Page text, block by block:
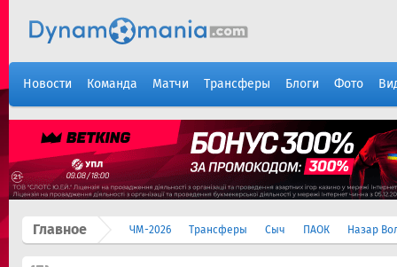
Новости Команда Матчи Трансферы Блоги Фото
Главное ЧМ-2026 Трансферы Сыч ПАОК Назар